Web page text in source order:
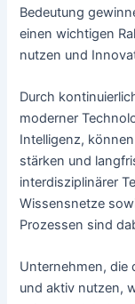
Bedeutung
einen wichtigen
nutzen und
Durch
moderner
Intelligenz,
stärken und
interdisziplinärer
Wissensnetze
Prozessen sind
Unternehmen, die
und aktiv nutzen,